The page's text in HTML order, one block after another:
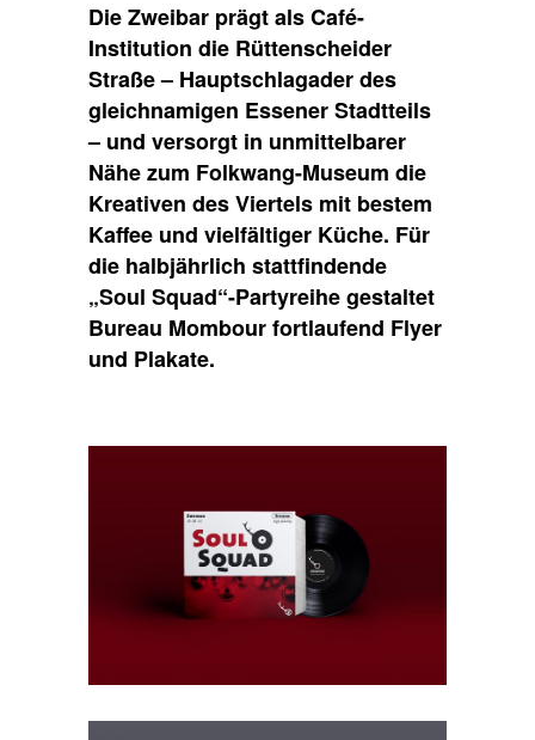
Die Zweibar prägt als Café-
Institution die Rüttenscheider
Straße – Hauptschlagader des
gleichnamigen Essener Stadtteils
– und versorgt in unmittelbarer
Nähe zum Folkwang-Museum die
Kreativen des Viertels mit bestem
Kaffee und vielfältiger Küche. Für
die halbjährlich stattfindende
„Soul Squad“-Partyreihe gestaltet
Bureau Mombour fortlaufend Flyer
und Plakate.